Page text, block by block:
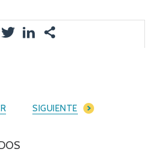
SIGUIENTE